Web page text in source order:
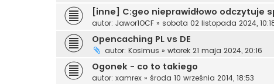
[inne] C:geo nieprawidłowo odczytuje
autor: Jawor1OCF » sobota 02 listopada 2024,
Opencaching PL vs DE
autor: Kosimus » wtorek 21 maja 2024, 20:16
Ogonek - co to takiego
autor: xamrex » środa 10 września 2014, 18:53